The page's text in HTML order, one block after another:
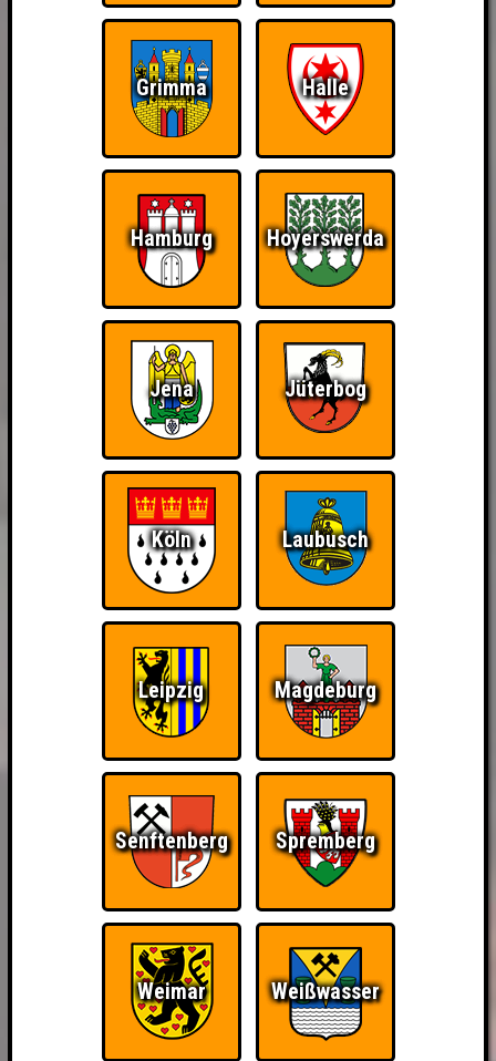
Grimma Halle
Hamburg Hoyerswerda
Jena Jüterbog
Köln Laubusch
Leipzig Magdeburg
Senftenberg Spremberg
Weimar Weißwasser